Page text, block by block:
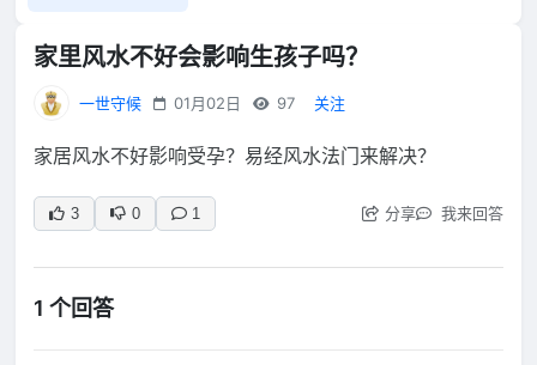
家里风水不好会影响生孩子吗？
一世守候 01月02日 97 关注
家居风水不好影响受孕？易经风水法门来解决？
3 0 1 分享 我来回答
1 个回答